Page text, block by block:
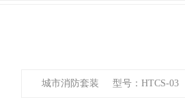
城市消防套装 型号：HTCS-03